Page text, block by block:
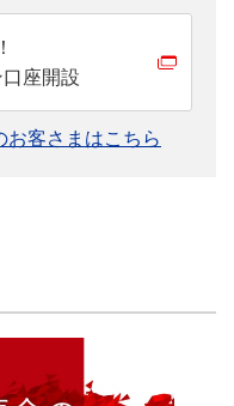
座開設
お客さまはこちら